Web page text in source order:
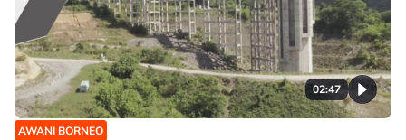
02:47
AWANI BORNEO